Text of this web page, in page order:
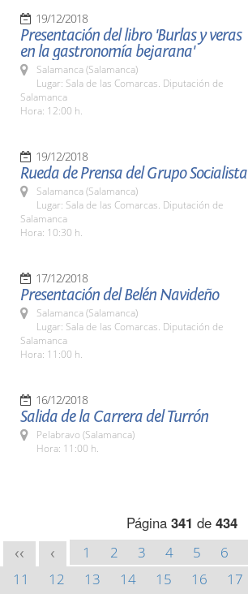
19/12/2018
Presentación del libro 'Burlas y veras
en la gastronomía bejarana'
Salamanca (Salamanca)
Lugar: Sala de las Comarcas. Diputación de
Salamanca
Hora: 12:00 h.
19/12/2018
Rueda de Prensa del Grupo Socialista
Salamanca (Salamanca)
Lugar: Sala de las Comarcas. Diputación de
Salamanca
Hora: 10:30 h.
17/12/2018
Presentación del Belén Navideño
Salamanca (Salamanca)
Lugar: Sala de las Comarcas. Diputación de
Salamanca
Hora: 11:00 h.
16/12/2018
Salida de la Carrera del Turrón
Pelabravo (Salamanca)
Hora: 11:00 h.
Página 341 de 434
<< < 1 2 3 4 5 6
11
12 13 14 15 16 17